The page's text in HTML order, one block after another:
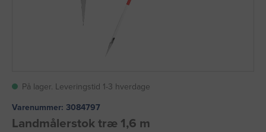
På lager. Leveringstid 1-3 hverdage
Varenummer: 3084797
Landmålerstok træ 1,6 m